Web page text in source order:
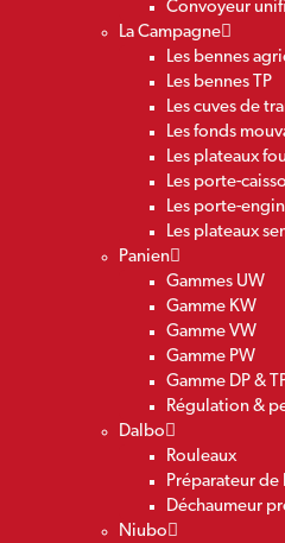
Convoyeur
La Campagne
Les bennes
Les bennes TP
Les cuves de
Les fonds
Les plateaux
Les porte-
Les porte-
Les plateaux
Panien
Gammes UW
Gamme KW
Gamme VW
Gamme PW
Gamme DP &
Régulation &
Dalbo
Rouleaux
Préparateur de
Déchaumeur
Niubo